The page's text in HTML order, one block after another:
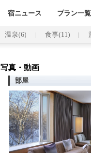
宿ニュース プラン一覧
温泉(6) 食事(11)
写真・動画
部屋